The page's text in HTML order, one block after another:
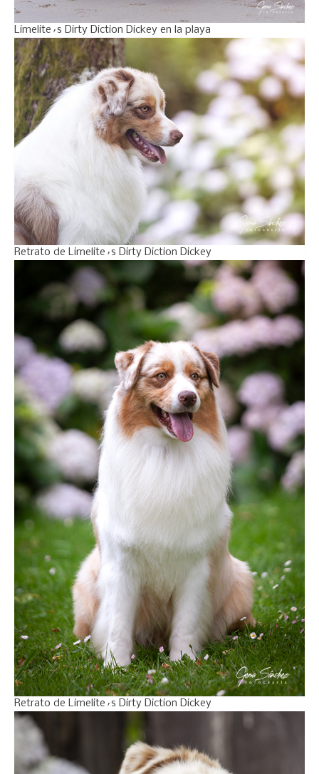
Limelite´s Dirty Diction Dickey en la playa
Retrato de Limelite´s Dirty Diction Dickey
Retrato de Limelite´s Dirty Diction Dickey